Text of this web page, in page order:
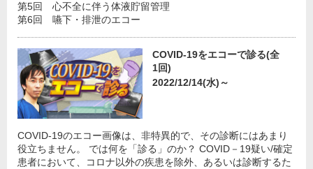
第5回 心不全に伴う体液貯留管理
第6回 嚥下・排泄のエコー
COVID-19をエコーで診る(全
1回)
2022/12/14(水)～
COVID-19のエコー画像は、非特異的で、その診断にはあまり
役立ちません。 では何を「診る」のか？ COVID－19疑い/確定
患者において、コロナ以外の疾患を除外、あるいは診断するた